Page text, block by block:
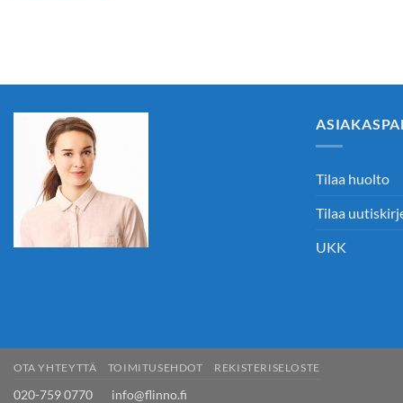
Tilaa huolto
Tilaa
UKK
OTA YHTEYTTÄ TOIMITUSEHDOT REKISTERISELOSTE
020-759 0770 info@flinno.fi